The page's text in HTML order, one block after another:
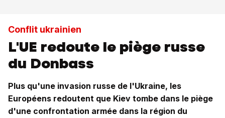
Conflit ukrainien
L'UE redoute le piège russe
du Donbass
Plus qu'une invasion russe de l'Ukraine, les
Européens redoutent que Kiev tombe dans le piège
d'une confrontation armée dans la région du